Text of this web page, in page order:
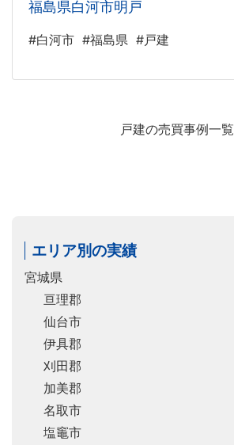
福島県白河市明戸
#白河市 #福島県 #戸建
戸建の売買事例一覧
エリア別の実績
宮城県
亘理郡
仙台市
伊具郡
刈田郡
加美郡
名取市
塩竈市